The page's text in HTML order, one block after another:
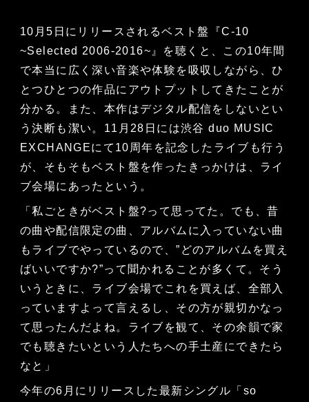
10月5日にリリースされるベスト盤『C-10
~Selected 2006-2016~』を聴くと、この10年間
で本当に広く深い音楽や体験を吸収しながら、ひ
とつひとつの作品にアウトプットしてきたことが
分かる。また、本作はデジタル配信をしないとい
う決断も潔い。11月28日には渋谷 duo MUSIC
EXCHANGEにて10周年を記念したライブも行う
が、そもそもベスト盤を作ったきっかけは、ライ
ブ会場にあったという。
「私ごときがベスト盤?って思ってた。でも、昔
の曲や配信限定の曲、アルバムに入っていない曲
もライブでやっているので、”どのアルバムを買え
ばいいですか?”って聞かれることが多くて。そう
いうときに、ライブ会場でこれを買えば、全部入
っていますよって言えるし、その方が親切かなっ
て思ったんだよね。ライブを観て、その余韻で家
でも聴きたいという人たちへの手土産にできたら
なと」
今年の6月にリリースした最新シングル「so